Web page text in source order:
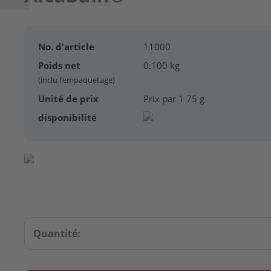
No. d'article
11000
Poids net
(inclu l’empaquetage)
0.100 kg
Unité de prix
Prix par 1 75 g
disponibilité
Quantité: